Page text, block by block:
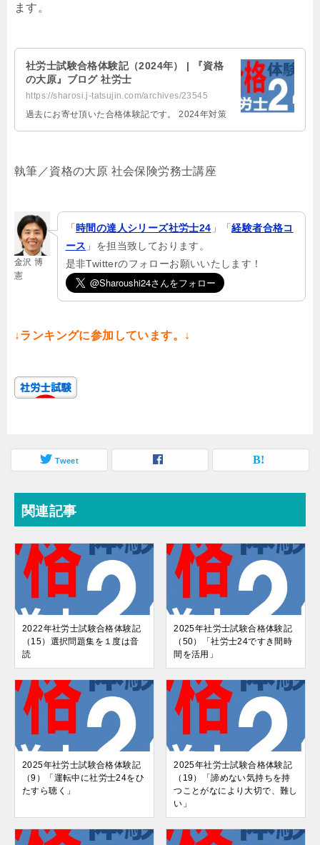
ます。
社労士試験合格体験記（2024年） | 『資格
の大原』ブログ 社労士
https://sharosi.j-tatsujin.com/archives/23545
過去にお寄せ頂いた合格体験記です。 2024年対策
執筆／資格の大原 社会保険労務士講座
金沢 博
憲
「 時間の達人シリーズ社労士24 」「経験者合格コ
ース 」を担当致しております。
是非Twitterのフォローお願いいたします！
↓ランキングに参加しています。↓
Tweet
関連記事
2022年社労士試験合格体験記
（15）選択問題集を１度は音
読
2025年社労士試験合格体験記
（50）「社労士24ですき間時
間を活用」
2025年社労士試験合格体験記
（9）「運転中に社労士24をひ
たすら聴く」
2025年社労士試験合格体験記
（19）「諦めない気持ちを持
つことがなにより大切で、難し
い」